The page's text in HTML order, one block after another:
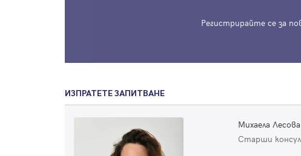
Регистрирайте се за
ИЗПРАТЕТЕ ЗАПИТВАНЕ
Михаела Лесова
Старши
Успех!